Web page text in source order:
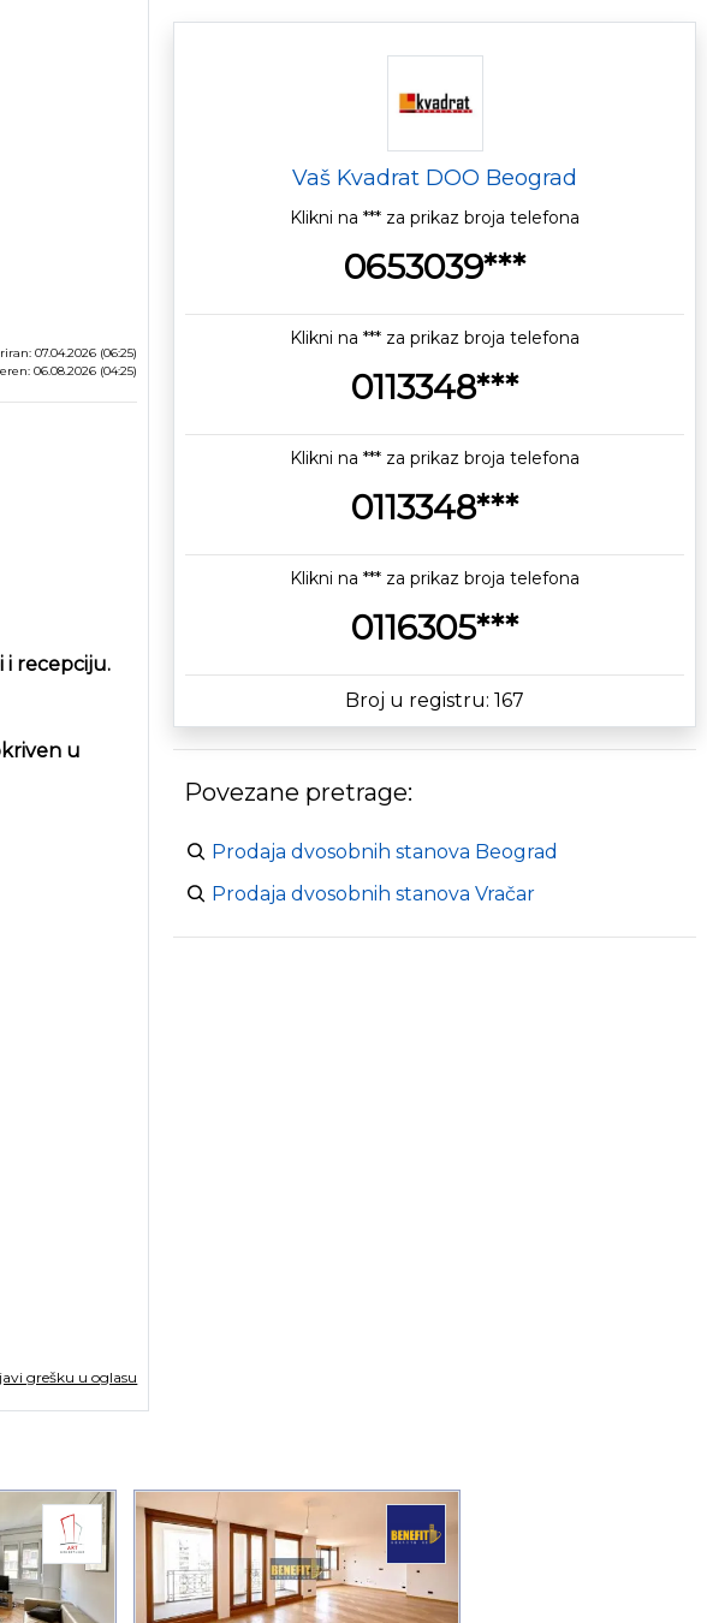
07.04.2026 (06:25)
06.08.2026 (04:25)
i recepciju.
u
grešku u oglasu
Vaš Kvadrat DOO Beograd
Klikni na *** za prikaz broja telefona
0653039***
Klikni na *** za prikaz broja telefona
0113348***
Klikni na *** za prikaz broja telefona
0113348***
Klikni na *** za prikaz broja telefona
0116305***
Broj u registru: 167
Povezane pretrage:
Prodaja dvosobnih stanova Beograd
Prodaja dvosobnih stanova Vračar